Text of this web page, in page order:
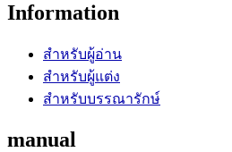
Information
สำหรับผู้อ่าน
สำหรับผู้แต่ง
สำหรับบรรณารักษ์
manual